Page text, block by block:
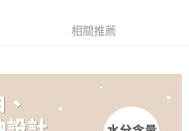
】
繳費通知簡訊。
，點擊此簡訊中的連結，可透過四大超商／
行付款，方視為交易完成。
需立刻繳費，但若您需要取消訂單，請聯絡
取消之訂單仍視為有效，需透過AFTEE先享
上)免運費
以上)免運費
相關推薦